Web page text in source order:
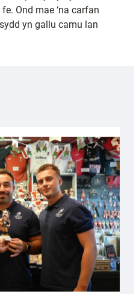
Ond mae ‘na carfan
yn gallu camu lan